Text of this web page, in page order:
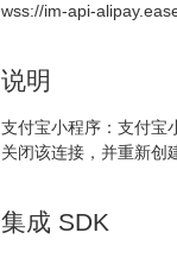
wss://im-api-
说明
支付宝小程序：支付宝
关闭该连接，并重新创
集成 SDK